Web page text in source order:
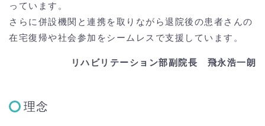
っています。
さらに併設機関と連携を取りながら退院後の患者さんの
在宅復帰や社会参加をシームレスで支援しています。
リハビリテーション部副院長 飛永浩一朗
理念